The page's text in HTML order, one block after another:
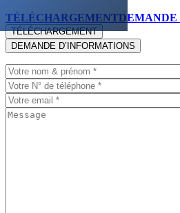
TÉLÉCHARGEMENTDEMANDE
TÉLÉCHARGEMENT
DEMANDE D’INFORMATIONS